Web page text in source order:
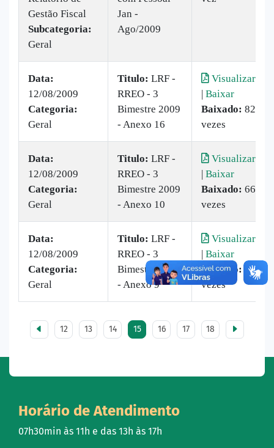
Gestão Fiscal
Subcategoria:
Geral
Jan -
Ago/2009
Data:
12/08/2009
Categoria:
Geral
Titulo: LRF -
RREO - 3
Bimestre 2009
- Anexo 16
Visualizar
| Baixar
Baixado: 82
vezes
Data:
12/08/2009
Categoria:
Geral
Titulo: LRF -
RREO - 3
Bimestre 2009
- Anexo 10
Visualizar
| Baixar
Baixado: 66
vezes
Data:
12/08/2009
Categoria:
Geral
Titulo: LRF -
RREO - 3
Bimestre 2009
- Anexo 9
Visualizar
| Baixar
Baixado: 63
vezes
12 13 14 15 16 17 18
Horário de Atendimento
07h30min às 11h e das 13h às 17h